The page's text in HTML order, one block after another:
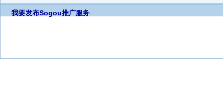
我要发布Sogou推广服务